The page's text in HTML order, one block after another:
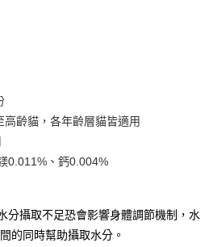
兆豐國際商業銀行
華泰商業銀行
遠東國際商業銀行
中國信託商業銀行
台北富邦商業銀行
台中商業銀行
永豐商業銀行
星展（台灣）商業銀行
齡貓，各年齡層貓皆適用
0.011%、鈣0.004%
分攝取不足恐會影響身體調節機制，水
的同時幫助攝取水分。